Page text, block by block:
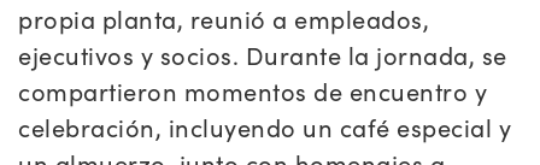
propia planta, reunió a empleados,
ejecutivos y socios. Durante la jornada, se
compartieron momentos de encuentro y
celebración, incluyendo un café especial y